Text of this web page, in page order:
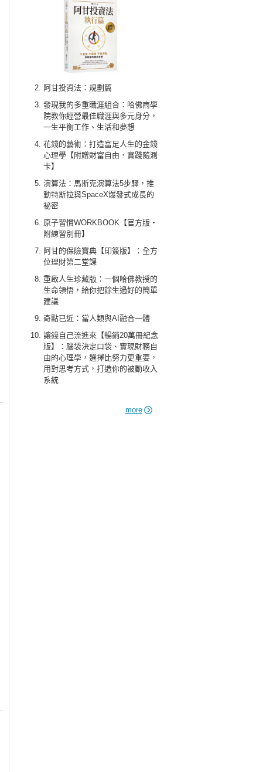
阿甘投資法：規劃篇
發現我的多重職涯組合：哈佛商學
院教你經營最佳職涯與多元身分，
一生平衡工作、生活和夢想
花錢的藝術：打造富足人生的金錢
心理學【附贈財富自由．實踐隨測
卡】
演算法：馬斯克演算法5步驟，推
動特斯拉與SpaceX爆發式成長的
祕密
原子習慣WORKBOOK【官方版‧
附練習別冊】
阿甘的保險寶典【印簽版】：全方
位理財第二堂課
重啟人生珍藏版：一個哈佛教授的
生命領悟，給你把餘生過好的簡單
建議
奇點已近：當人類與AI融合一體
讓錢自己流進來【暢銷20萬冊紀念
版】：腦袋決定口袋、實現財務自
由的心理學，選擇比努力更重要，
用對思考方式，打造你的被動收入
系統
more